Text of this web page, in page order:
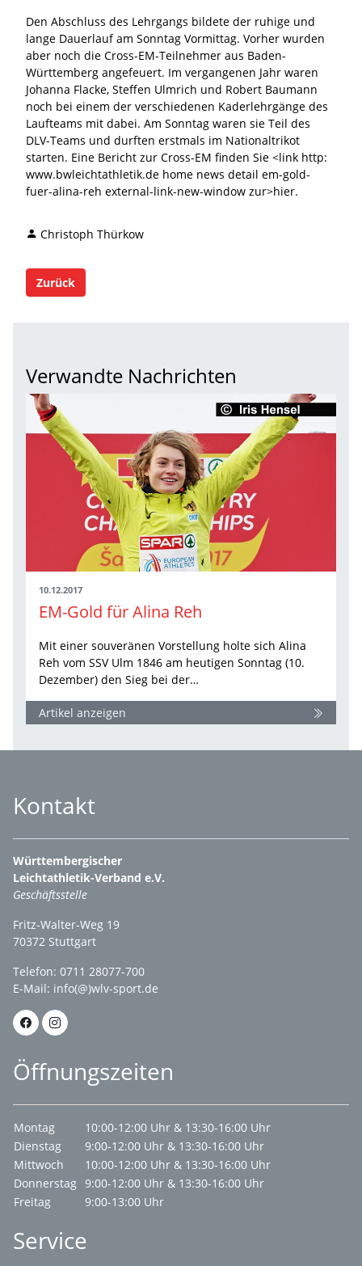
Den Abschluss des Lehrgangs bildete der ruhige und
lange Dauerlauf am Sonntag Vormittag. Vorher wurden
aber noch die Cross-EM-Teilnehmer aus Baden-
Württemberg angefeuert. Im vergangenen Jahr waren
Johanna Flacke, Steffen Ulmrich und Robert Baumann
noch bei einem der verschiedenen Kaderlehrgänge des
Laufteams mit dabei. Am Sonntag waren sie Teil des
DLV-Teams und durften erstmals im Nationaltrikot
starten. Eine Bericht zur Cross-EM finden Sie <link http:
www.bwleichtathletik.de home news detail em-gold-
fuer-alina-reh external-link-new-window zur>hier.
Christoph Thürkow
Zurück
Verwandte Nachrichten
10.12.2017
EM-Gold für Alina Reh
Mit einer souveränen Vorstellung holte sich Alina
Reh vom SSV Ulm 1846 am heutigen Sonntag (10.
Dezember) den Sieg bei der…
Artikel anzeigen
Kontakt
Württembergischer
Leichtathletik-Verband e.V.
Geschäftsstelle
Fritz-Walter-Weg 19
70372 Stuttgart
Telefon: 0711 28077-700
E-Mail: info(@)wlv-sport.de
Öffnungszeiten
Montag
10:00-12:00 Uhr & 13:30-16:00 Uhr
Dienstag
9:00-12:00 Uhr & 13:30-16:00 Uhr
Mittwoch
10:00-12:00 Uhr & 13:30-16:00 Uhr
Donnerstag 9:00-12:00 Uhr & 13:30-16:00 Uhr
Freitag
9:00-13:00 Uhr
Service